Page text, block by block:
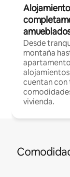
Desde
montaña
cuentan con
vivienda.